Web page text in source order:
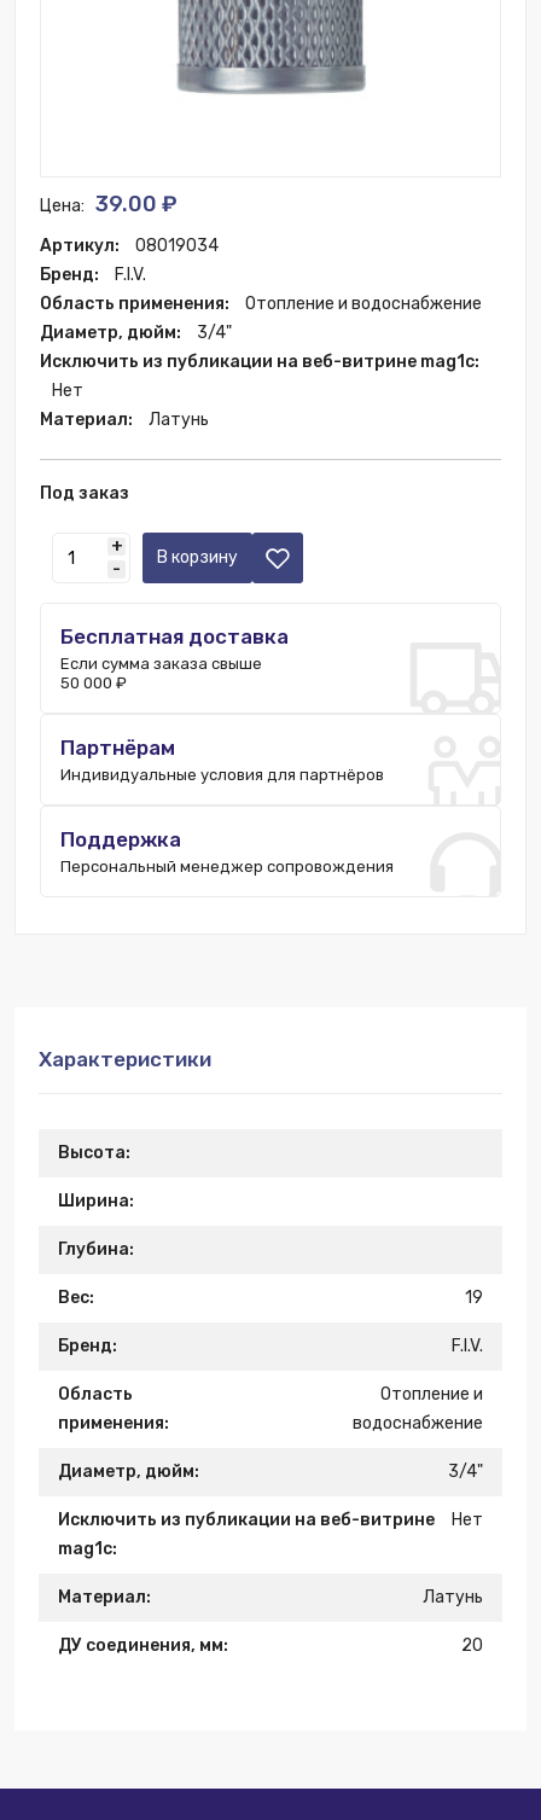
Цена: 39.00 ₽
Артикул:
08019034
Бренд:
F.I.V.
Область применения:
Отопление и водоснабжение
Диаметр, дюйм:
3/4"
Исключить из публикации на веб-витрине mag1c:
Нет
Материал:
Латунь
Под заказ
+
-
В корзину
Бесплатная доставка
Если сумма заказа свыше
50 000 ₽
Партнёрам
Индивидуальные условия для партнёров
Поддержка
Персональный менеджер сопровождения
Характеристики
Высота:
Ширина:
Глубина:
Вес: 19
Бренд: F.I.V.
Область
применения:
Отопление и
водоснабжение
Диаметр, дюйм: 3/4"
Исключить из публикации на веб-витрине
mag1c:
Нет
Материал: Латунь
ДУ соединения, мм: 20